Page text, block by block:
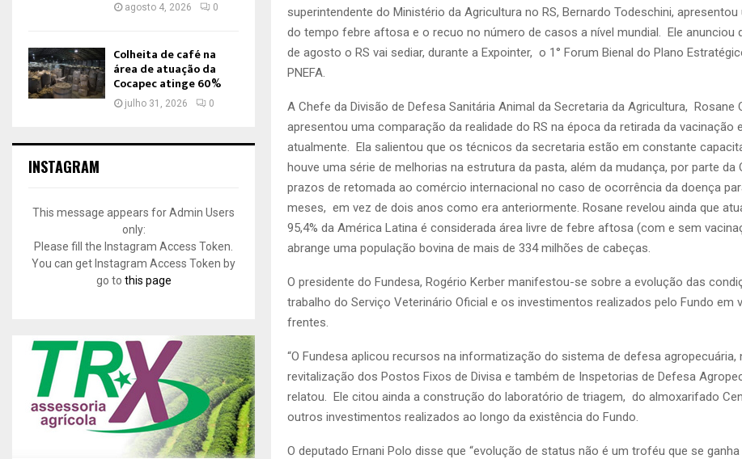
superintendente do Ministério da Agricultura no RS, Bernardo Todeschini, apresentou
do tempo febre aftosa e o recuo no número de casos a nível mundial. Ele anunciou
de agosto o RS vai sediar, durante a Expointer, o 1° Forum Bienal do Plano
PNEFA.
A Chefe da Divisão de Defesa Sanitária Animal da Secretaria da Agricultura, Rosane
apresentou uma comparação da realidade do RS na época da retirada da vacinação
atualmente. Ela salientou que os técnicos da secretaria estão em constante
houve uma série de melhorias na estrutura da pasta, além da mudança, por parte da
prazos de retomada ao comércio internacional no caso de ocorrência da doença
meses, em vez de dois anos como era anteriormente. Rosane revelou ainda que
95,4% da América Latina é considerada área livre de febre aftosa (com e sem
abrange uma população bovina de mais de 334 milhões de cabeças.
O presidente do Fundesa, Rogério Kerber manifestou-se sobre a evolução das
trabalho do Serviço Veterinário Oficial e os investimentos realizados pelo Fundo em
frentes.
“O Fundesa aplicou recursos na informatização do sistema de defesa agropecuária,
revitalização dos Postos Fixos de Divisa e também de Inspetorias de Defesa
relatou. Ele citou ainda a construção do laboratório de triagem, do almoxarifado
outros investimentos realizados ao longo da existência do Fundo.
O deputado Ernani Polo disse que “evolução de status não é um troféu que se
agosto 4, 2026 0
Colheita de café na
área de atuação da
Cocapec atinge 60%
julho 31, 2026 0
INSTAGRAM
This message appears for Admin Users
only:
Please fill the Instagram Access Token.
You can get Instagram Access Token by
go to this page